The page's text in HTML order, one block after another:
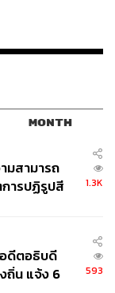
MONTH
มสามารถ
การปฏิรูปสี
1.3K
อดีตอธิบดี
ถิ่น แจ้ง 6
593